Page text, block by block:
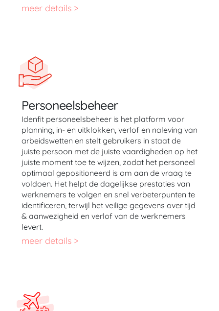
meer details >
Personeelsbeheer
Idenfit personeelsbeheer is het platform voor
planning, in- en uitklokken, verlof en naleving van
arbeidswetten en stelt gebruikers in staat de
juiste persoon met de juiste vaardigheden op het
juiste moment toe te wijzen, zodat het personeel
optimaal gepositioneerd is om aan de vraag te
voldoen. Het helpt de dagelijkse prestaties van
werknemers te volgen en snel verbeterpunten te
identificeren, terwijl het veilige gegevens over tijd
& aanwezigheid en verlof van de werknemers
levert.
meer details >